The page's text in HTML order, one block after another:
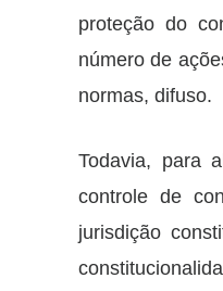
proteção do
número de
normas, difuso.
Todavia, para
controle de
jurisdição